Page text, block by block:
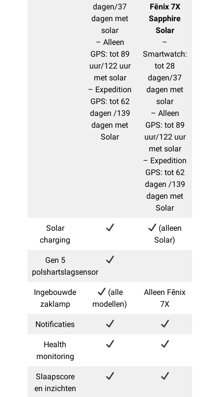
dagen/37
dagen met
solar
– Alleen
GPS: tot 89
uur/122 uur
met solar
– Expedition
GPS: tot 62
dagen /139
dagen met
Solar
Fēnix 7X
Sapphire
Solar
–
Smartwatch:
tot 28
dagen/37
dagen met
solar
– Alleen
GPS: tot 89
uur/122 uur
met solar
– Expedition
GPS: tot 62
dagen /139
dagen met
Solar
Solar
charging
(alleen
Solar)
Gen 5
polshartslagsensor
Ingebouwde
zaklamp
(alle
modellen)
Alleen Fēnix
7X
Notificaties
Health
monitoring
Slaapscore
en inzichten